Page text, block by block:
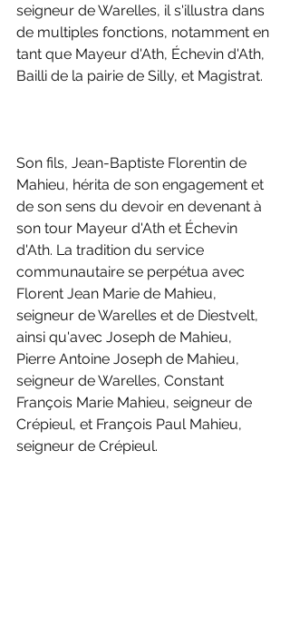
seigneur de Warelles, il s'illustra dans
de multiples fonctions, notamment en
tant que Mayeur d'Ath, Échevin d'Ath,
Bailli de la pairie de Silly, et Magistrat.
Son fils, Jean-Baptiste Florentin de
Mahieu, hérita de son engagement et
de son sens du devoir en devenant à
son tour Mayeur d'Ath et Échevin
d'Ath. La tradition du service
communautaire se perpétua avec
Florent Jean Marie de Mahieu,
seigneur de Warelles et de Diestvelt,
ainsi qu'avec Joseph de Mahieu,
Pierre Antoine Joseph de Mahieu,
seigneur de Warelles, Constant
François Marie Mahieu, seigneur de
Crépieul, et François Paul Mahieu,
seigneur de Crépieul.